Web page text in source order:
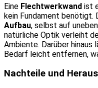
Eine Flechtwerkwand ist
kein Fundament benötigt.
Aufbau, selbst auf
natürliche Optik verleiht
Ambiente. Darüber
Bedarf leicht entfernen,
Nachteile und